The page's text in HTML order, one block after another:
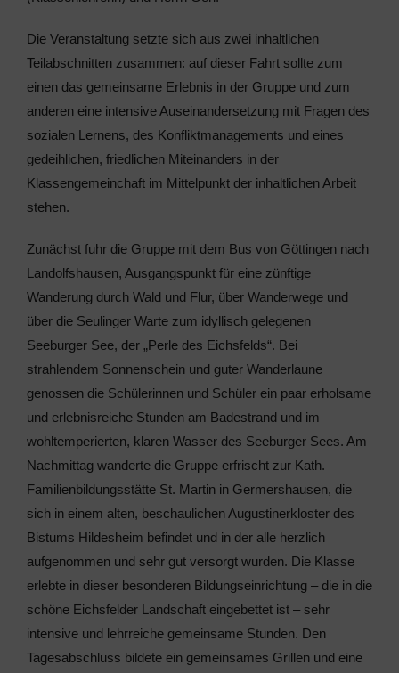
Die Veranstaltung setzte sich aus zwei inhaltlichen
Teilabschnitten zusammen: auf dieser Fahrt sollte zum
einen das gemeinsame Erlebnis in der Gruppe und zum
anderen eine intensive Auseinandersetzung mit Fragen des
sozialen Lernens, des Konfliktmanagements und eines
gedeihlichen, friedlichen Miteinanders in der
Klassengemeinchaft im Mittelpunkt der inhaltlichen Arbeit
stehen.
Zunächst fuhr die Gruppe mit dem Bus von Göttingen nach
Landolfshausen, Ausgangspunkt für eine zünftige
Wanderung durch Wald und Flur, über Wanderwege und
über die Seulinger Warte zum idyllisch gelegenen
Seeburger See, der „Perle des Eichsfelds“. Bei
strahlendem Sonnenschein und guter Wanderlaune
genossen die Schülerinnen und Schüler ein paar erholsame
und erlebnisreiche Stunden am Badestrand und im
wohltemperierten, klaren Wasser des Seeburger Sees. Am
Nachmittag wanderte die Gruppe erfrischt zur Kath.
Familienbildungsstätte St. Martin in Germershausen, die
sich in einem alten, beschaulichen Augustinerkloster des
Bistums Hildesheim befindet und in der alle herzlich
aufgenommen und sehr gut versorgt wurden. Die Klasse
erlebte in dieser besonderen Bildungseinrichtung – die in die
schöne Eichsfelder Landschaft eingebettet ist – sehr
intensive und lehrreiche gemeinsame Stunden. Den
Tagesabschluss bildete ein gemeinsames Grillen und eine